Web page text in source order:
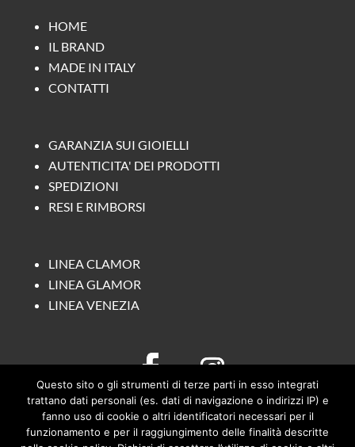
HOME
IL BRAND
MADE IN ITALY
CONTATTI
GARANZIA SUI GIOIELLI
AUTENTICITA' DEI PRODOTTI
SPEDIZIONI
RESI E RIMBORSI
LINEA CLAMOR
LINEA GLAMOR
LINEA VENEZIA
Questo sito o gli strumenti di terze parti in esso integrati
trattano dati personali (es. dati di navigazione o indirizzi IP) e
fanno uso di cookie o altri identificatori necessari per il
funzionamento e per il raggiungimento delle finalità descritte